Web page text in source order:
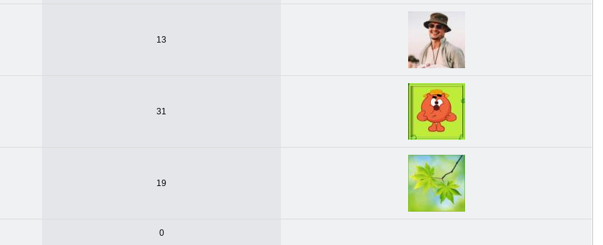
13
31
19
0